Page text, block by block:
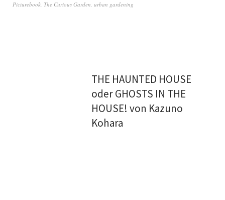
Picturebook, The Curious Garden, urban gardening
THE HAUNTED HOUSE
oder GHOSTS IN THE
HOUSE! von Kazuno
Kohara